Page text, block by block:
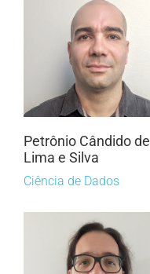
Petrônio Cândido de
Lima e Silva
Ciência de Dados